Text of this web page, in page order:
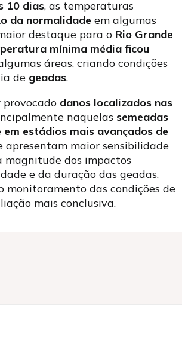
10 dias, as temperaturas
da normalidade em algumas
destaque para o Rio Grande
mínima média ficou
áreas, criando condições
de geadas.
provocado danos localizados nas
naquelas semeadas
estádios mais avançados de
apresentam maior sensibilidade
magnitude dos impactos
e da duração das geadas,
monitoramento das condições de
mais conclusiva.